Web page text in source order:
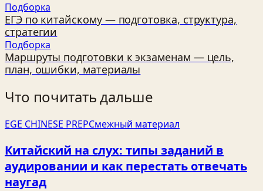
Подборка
ЕГЭ по китайскому — подготовка, структура,
стратегии
Подборка
Маршруты подготовки к экзаменам — цель,
план, ошибки, материалы
Что почитать дальше
EGE CHINESE PREPСмежный материал
Китайский на слух: типы заданий в
аудировании и как перестать отвечать
наугад